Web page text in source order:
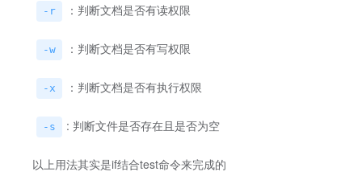
-r ：判断文档是否有读权限
-w ：判断文档是否有写权限
-x ：判断文档是否有执行权限
-s : 判断文件是否存在且是否为空
以上用法其实是if结合test命令来完成的